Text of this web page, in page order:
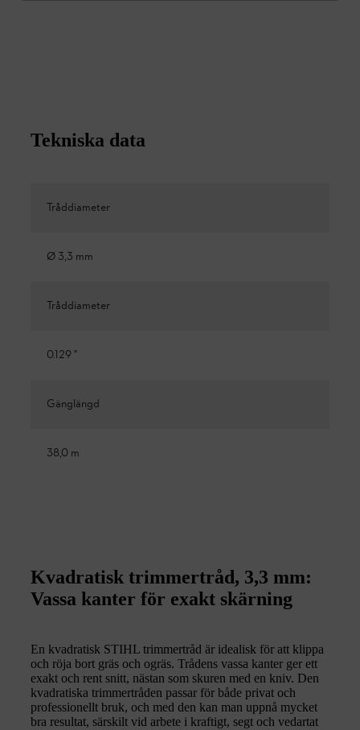
Tekniska data
Tråddiameter
Ø 3,3 mm
Tråddiameter
0.129 "
Gänglängd
38,0 m
Kvadratisk trimmertråd, 3,3 mm:
Vassa kanter för exakt skärning
En kvadratisk STIHL trimmertråd är idealisk för att klippa
och röja bort gräs och ogräs. Trådens vassa kanter ger ett
exakt och rent snitt, nästan som skuren med en kniv. Den
kvadratiska trimmertråden passar för både privat och
professionellt bruk, och med den kan man uppnå mycket
bra resultat, särskilt vid arbete i kraftigt, segt och vedartat